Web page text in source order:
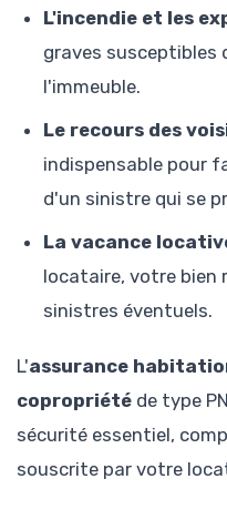
L'incendie et les
graves susceptibles
l'immeuble.
Le recours des
indispensable pour
d'un sinistre qui se
La vacance
locataire, votre bien
sinistres éventuels.
L'assurance
copropriété de type
sécurité essentiel,
souscrite par votre